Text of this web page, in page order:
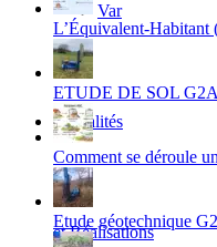
Var
Actualités
et Réalisations
L’Équivalent-Habitant
ETUDE DE SOL
Comment se déroule
Etude géotechnique